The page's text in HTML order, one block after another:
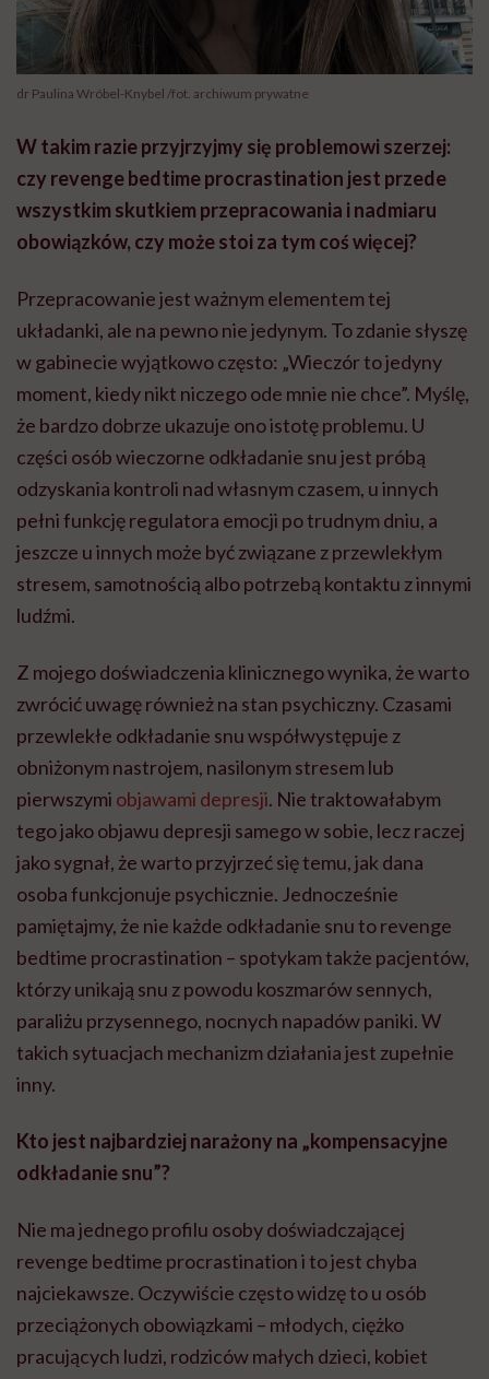
dr Paulina Wróbel-Knybel /fot. archiwum prywatne
W takim razie przyjrzyjmy się problemowi szerzej:
czy revenge bedtime procrastination jest przede
wszystkim skutkiem przepracowania i nadmiaru
obowiązków, czy może stoi za tym coś więcej?
Przepracowanie jest ważnym elementem tej
układanki, ale na pewno nie jedynym. To zdanie słyszę
w gabinecie wyjątkowo często: „Wieczór to jedyny
moment, kiedy nikt niczego ode mnie nie chce”. Myślę,
że bardzo dobrze ukazuje ono istotę problemu. U
części osób wieczorne odkładanie snu jest próbą
odzyskania kontroli nad własnym czasem, u innych
pełni funkcję regulatora emocji po trudnym dniu, a
jeszcze u innych może być związane z przewlekłym
stresem, samotnością albo potrzebą kontaktu z innymi
ludźmi.
Z mojego doświadczenia klinicznego wynika, że warto
zwrócić uwagę również na stan psychiczny. Czasami
przewlekłe odkładanie snu współwystępuje z
obniżonym nastrojem, nasilonym stresem lub
pierwszymi objawami depresji. Nie traktowałabym
tego jako objawu depresji samego w sobie, lecz raczej
jako sygnał, że warto przyjrzeć się temu, jak dana
osoba funkcjonuje psychicznie. Jednocześnie
pamiętajmy, że nie każde odkładanie snu to revenge
bedtime procrastination – spotykam także pacjentów,
którzy unikają snu z powodu koszmarów sennych,
paraliżu przysennego, nocnych napadów paniki. W
takich sytuacjach mechanizm działania jest zupełnie
inny.
Kto jest najbardziej narażony na „kompensacyjne
odkładanie snu”?
Nie ma jednego profilu osoby doświadczającej
revenge bedtime procrastination i to jest chyba
najciekawsze. Oczywiście często widzę to u osób
przeciążonych obowiązkami – młodych, ciężko
pracujących ludzi, rodziców małych dzieci, kobiet